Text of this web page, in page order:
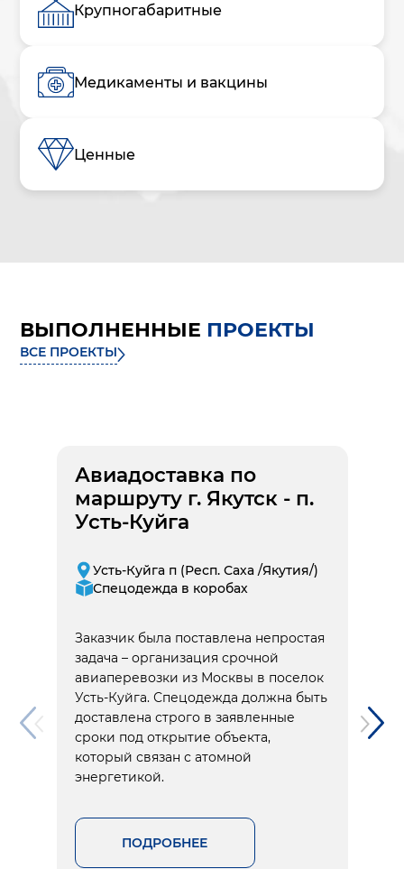
Крупногабаритные
Медикаменты и вакцины
Ценные
ВЫПОЛНЕННЫЕ ПРОЕКТЫ
ВСЕ ПРОЕКТЫ
Авиадоставка по
маршруту г. Якутск - п.
Усть-Куйга
Усть-Куйга п (Респ. Саха /Якутия/)
Спецодежда в коробах
Заказчик была поставлена непростая
задача – организация срочной
авиаперевозки из Москвы в поселок
Усть-Куйга. Спецодежда должна быть
доставлена строго в заявленные
сроки под открытие объекта,
который связан с атомной
энергетикой.
ПОДРОБНЕЕ